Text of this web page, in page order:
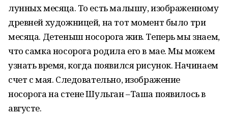
лунных месяца. То есть малышу, изображенному
древней художницей, на тот момент было три
месяца. Детеныш носорога жив. Теперь мы знаем,
что самка носорога родила его в мае. Мы можем
узнать время, когда появился рисунок. Начинаем
счет с мая. Следовательно, изображение
носорога на стене Шульган –Таша появилось в
августе.